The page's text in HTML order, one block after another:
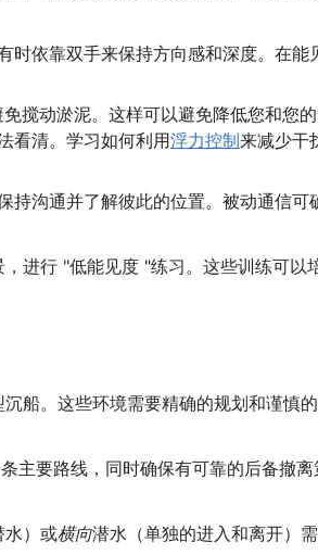
时依靠双手来保持方向感和深度。在能
搅动淤泥。这样可以避免降低您和您
看清。学习如何利用浮力控制来减少干
持沟通并了解彼此的位置。被动通信可
进行 "低能见度 "练习。这些训练可以
船。这些环境需要精确的规划和谨慎
主要路线，同时确保有可靠的后备撤离
水）或横向潜水（单独的进入和离开）